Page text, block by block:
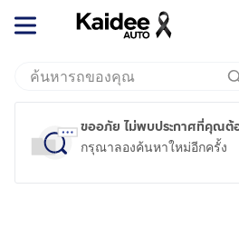
ขออภัย ไม่พบประกาศที่คุณต้
กรุณาลองค้นหาใหม่อีกครั้ง